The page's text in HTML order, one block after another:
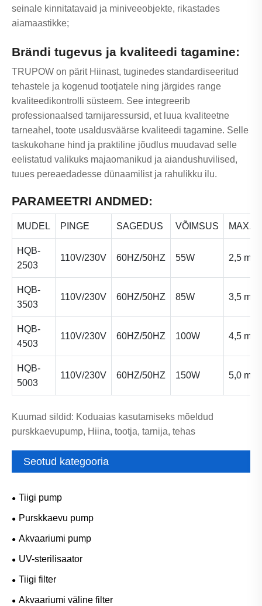
seinale kinnitatavaid ja miniveeobjekte, rikastades
aiamaastikke;
Brändi tugevus ja kvaliteedi tagamine:
TRUPOW on pärit Hiinast, tuginedes standardiseeritud
tehastele ja kogenud tootjatele ning järgides range
kvaliteedikontrolli süsteem. See integreerib
professionaalsed tarnijaressursid, et luua kvaliteetne
tarneahel, toote usaldusväärse kvaliteedi tagamine. Selle
taskukohane hind ja praktiline jõudlus muudavad selle
eelistatud valikuks majaomanikud ja aiandushuvilised,
tuues pereaedadesse dünaamilist ja rahulikku ilu.
PARAMEETRI ANDMED:
MUDEL PINGE SAGEDUS VÕIMSUS
HQB-
2503
110V/230V 60HZ/50HZ 55W 2,5 m
HQB-
3503
110V/230V 60HZ/50HZ 85W 3,5 m
HQB-
4503
110V/230V 60HZ/50HZ 100W 4,5 m
HQB-
5003
110V/230V 60HZ/50HZ 150W 5,0 m
Kuumad sildid: Koduaias kasutamiseks mõeldud
purskkaevupump, Hiina, tootja, tarnija, tehas
Seotud kategooria
Tiigi pump
Purskkaevu pump
Akvaariumi pump
UV-sterilisaator
Tiigi filter
Akvaariumi väline filter